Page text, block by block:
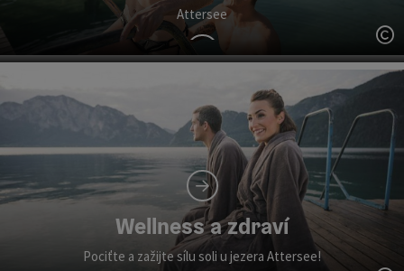
Attersee
Veřejná koupaliště
Přehled.
Wellness a zdraví
Pociťte a zažijte sílu soli u jezera Attersee!